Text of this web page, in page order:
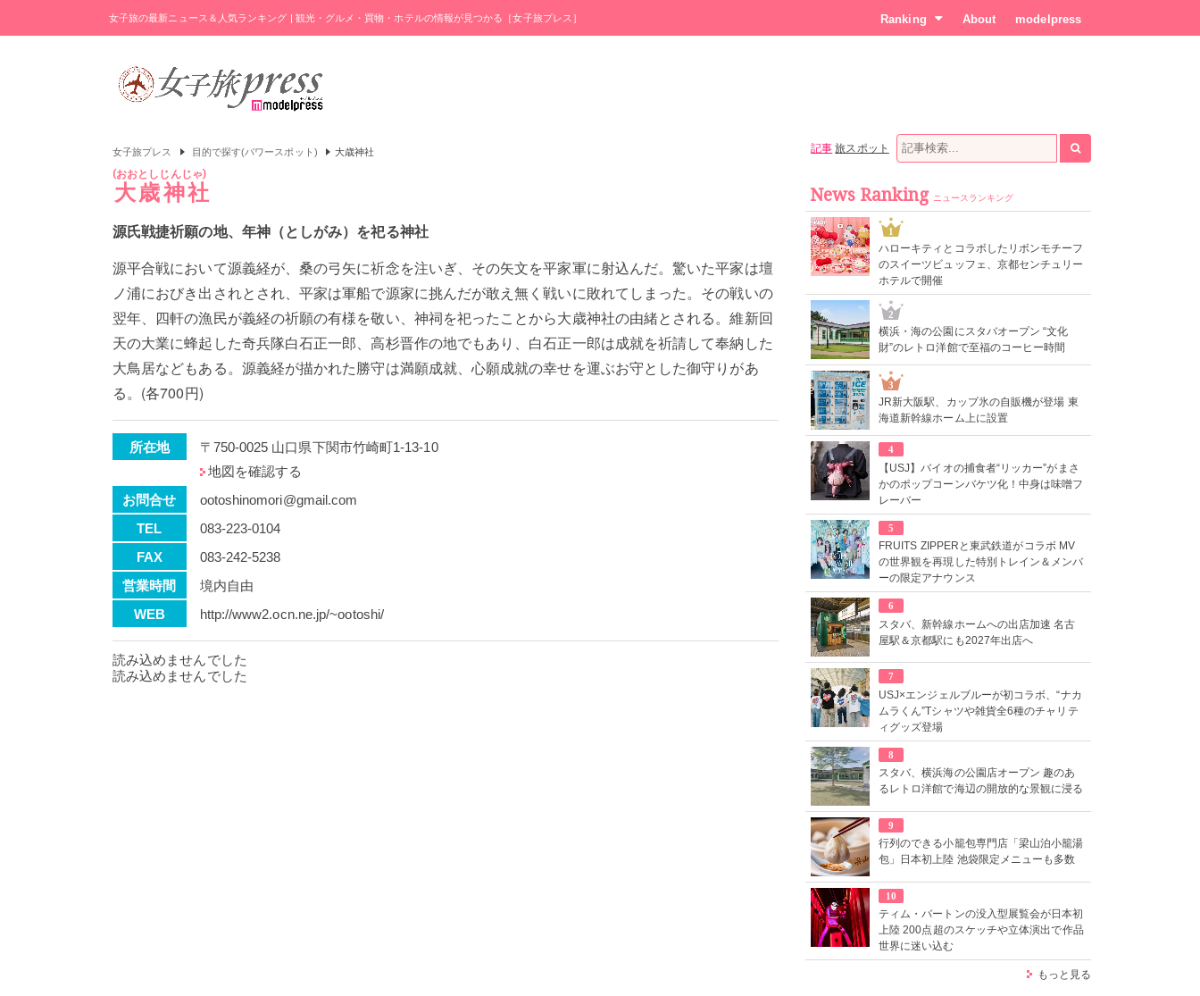
女子旅の最新ニュース＆人気ランキング | 観光・グルメ・買物・ホテルの情報が見つかる［女子旅プレス］ Ranking About modelpress
女子旅プレス 目的で探す(パワースポット) 大歳神社
大歳神社
おおとしじんじゃ
源氏戦捷祈願の地、年神（としがみ）を祀る神社
源平合戦において源義経が、桑の弓矢に祈念を注いぎ、その矢文を平家軍に射込んだ。驚いた平家は壇
ノ浦におびき出されとされ、平家は軍船で源家に挑んだが敢え無く戦いに敗れてしまった。その戦いの
翌年、四軒の漁民が義経の祈願の有様を敬い、神祠を祀ったことから大歳神社の由緒とされる。維新回
天の大業に蜂起した奇兵隊白石正一郎、高杉晋作の地でもあり、白石正一郎は成就を祈請して奉納した
大鳥居などもある。源義経が描かれた勝守は満願成就、心願成就の幸せを運ぶお守とした御守りがあ
る。(各700円)
所在地
〒750-0025 山口県下関市竹崎町1-13-10
地図を確認する
お問合せ
ootoshinomori@gmail.com
TEL
083-223-0104
FAX
083-242-5238
営業時間
境内自由
WEB
http://www2.ocn.ne.jp/~ootoshi/
読み込めませんでした
読み込めませんでした
記事 旅スポット
News Ranking ニュースランキング
1
ハローキティとコラボしたリボンモチーフ
のスイーツビュッフェ、京都センチュリー
ホテルで開催
2
横浜・海の公園にスタバオープン “文化
財”のレトロ洋館で至福のコーヒー時間
3
JR新大阪駅、カップ氷の自販機が登場 東
海道新幹線ホーム上に設置
4
【USJ】バイオの捕食者“リッカー”がまさ
かのポップコーンバケツ化！中身は味噌フ
レーバー
5
FRUITS ZIPPERと東武鉄道がコラボ MV
の世界観を再現した特別トレイン＆メンバ
ーの限定アナウンス
6
スタバ、新幹線ホームへの出店加速 名古
屋駅＆京都駅にも2027年出店へ
7
USJ×エンジェルブルーが初コラボ、“ナカ
ムラくん”Tシャツや雑貨全6種のチャリテ
ィグッズ登場
8
スタバ、横浜海の公園店オープン 趣のあ
るレトロ洋館で海辺の開放的な景観に浸る
9
行列のできる小籠包専門店「梁山泊小籠湯
包」日本初上陸 池袋限定メニューも多数
10
ティム・バートンの没入型展覧会が日本初
上陸 200点超のスケッチや立体演出で作品
世界に迷い込む
もっと見る